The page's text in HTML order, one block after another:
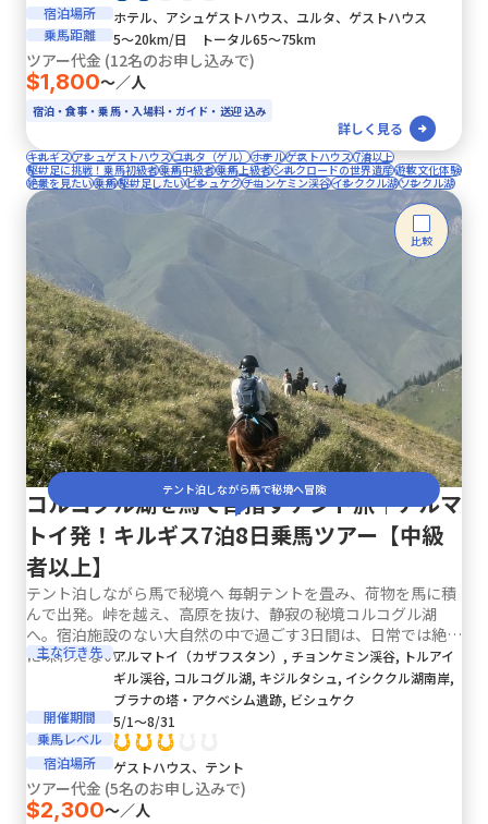
宿泊場所
ホテル、アシュゲストハウス、ユルタ、ゲストハウス
乗馬距離
5〜20km/日 トータル65〜75km
ツアー代金 (12名のお申し込みで)
$1,800〜／人
宿泊・食事・乗馬・入場料・ガイド・送迎 込み
詳しく見る
キルギスアシュゲストハウスユルタ（ゲル）ホテルゲストハウス7泊以上
駆け足に挑戦！乗馬初級者乗馬中級者乗馬上級者シルクロードの世界遺産遊牧文化体験
絶景を見たい乗馬駆け足したいビシュケクチョンケミン渓谷イシククル湖ソンクル湖
比較
テント泊しながら馬で秘境へ冒険
コルコグル湖を馬で目指すテント旅｜アルマ
トイ発！キルギス7泊8日乗馬ツアー【中級
者以上】
テント泊しながら馬で秘境へ 毎朝テントを畳み、荷物を馬に積
んで出発。峠を越え、高原を抜け、静寂の秘境コルコグル湖
へ。宿泊施設のない大自然の中で過ごす3日間は、日常では絶対
に味わえない...
主な行き先 アルマトイ（カザフスタン）, チョンケミン渓谷, トルアイ
ギル渓谷, コルコグル湖, キジルタシュ, イシククル湖南岸,
ブラナの塔・アクベシム遺跡, ビシュケク
開催期間
5/1〜8/31
乗馬レベル
宿泊場所
ゲストハウス、テント
ツアー代金 (5名のお申し込みで)
$2,300〜／人